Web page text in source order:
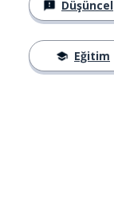
Düşünceler
Eğitim